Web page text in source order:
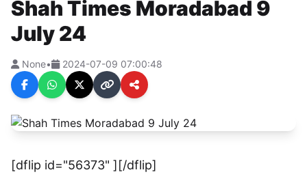
Shah Times Moradabad 9
July 24
None• 2024-07-09 07:00:48
[dflip id="56373" ][/dflip]